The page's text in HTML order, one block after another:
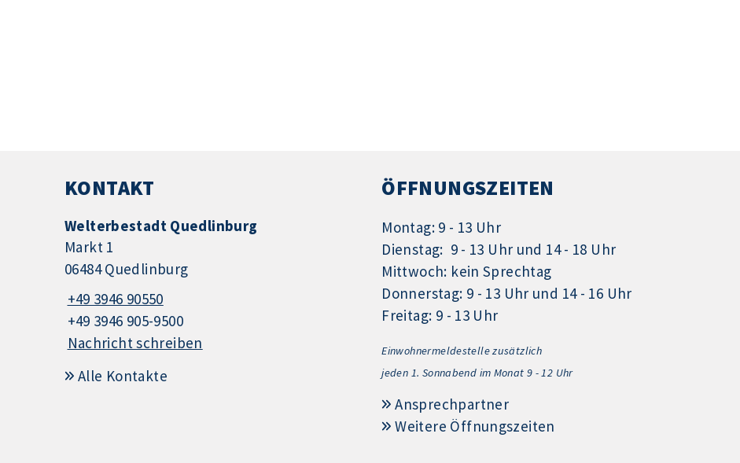
KONTAKT
Welterbestadt Quedlinburg
Markt 1
06484 Quedlinburg
+49 3946 90550
+49 3946 905-9500
Nachricht schreiben
Alle Kontakte
ÖFFNUNGSZEITEN
Montag: 9 - 13 Uhr
Dienstag: 9 - 13 Uhr und 14 - 18 Uhr
Mittwoch: kein Sprechtag
Donnerstag: 9 - 13 Uhr und 14 - 16 Uhr
Freitag: 9 - 13 Uhr
Einwohnermeldestelle zusätzlich
jeden 1. Sonnabend im Monat 9 - 12 Uhr
Ansprechpartner
Weitere Öffnungszeiten